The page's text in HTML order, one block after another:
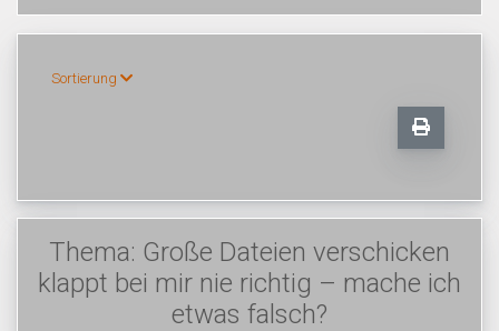
Sortierung
Thema: Große Dateien verschicken
klappt bei mir nie richtig – mache ich
etwas falsch?